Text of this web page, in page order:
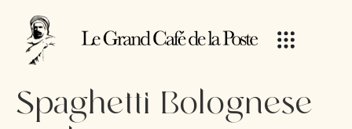
Spaghetti Bolognese